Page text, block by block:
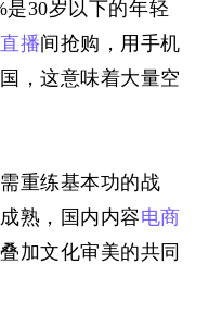
30岁以下的年轻
直播间抢购，用手机
，这意味着大量空
重练基本功的战
熟，国内内容电商
加文化审美的共同